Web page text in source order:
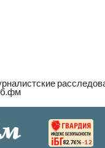
82.76% -1.2